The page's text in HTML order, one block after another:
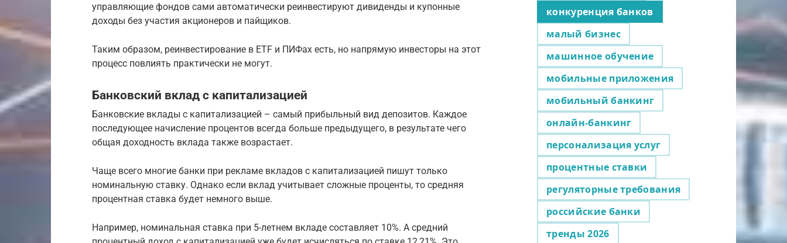
управляющие фондов сами автоматически реинвестируют дивиденды и купонные
доходы без участия акционеров и пайщиков.
Таким образом, реинвестирование в ETF и ПИФах есть, но напрямую инвесторы на этот
процесс повлиять практически не могут.
Банковский вклад с капитализацией
Банковские вклады с капитализацией – самый прибыльный вид депозитов. Каждое
последующее начисление процентов всегда больше предыдущего, в результате чего
общая доходность вклада также возрастает.
Чаще всего многие банки при рекламе вкладов с капитализацией пишут только
номинальную ставку. Однако если вклад учитывает сложные проценты, то средняя
процентная ставка будет немного выше.
Например, номинальная ставка при 5-летнем вкладе составляет 10%. А средний
конкуренция банков
малый бизнес
машинное обучение
мобильные приложения
мобильный банкинг
онлайн-банкинг
персонализация услуг
процентные ставки
регуляторные требования
российские банки
тренды 2026